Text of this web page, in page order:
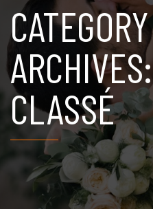
CATEGORY
CLASSÉ